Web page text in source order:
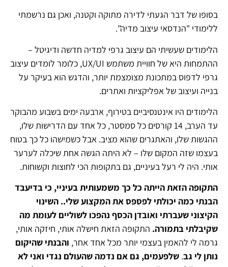
בסופו של דבר הגעתי לדירה מתוקה וקטנה, ואכן גם נרשמתי
ללימודי "הנדסאי עיצוב מדיה".
הלימודים שעשיתי הם עיצוב גרפי למדיה חדשה ודיגיטל –
ההתמחות היא של חוויית משתמש UX/UI, כלומר לומדים עיצוב
גרפי לדפוס במתכונת מצומצמת יותר, והדגש הוא בעיקר על
בנייה ועיצוב של אפליקציות ואתרים.
הלימודים היו אינטנסיביים בטירוף, ארבעה ימים בשבוע מהבוקר
עד הערב, 14 קורסים כל סמסטר, כל אחד עם הדרישות שלו,
ההגשות שלו, והאתגרים שהוא מציב. אבל כשמישהו כל כך בטוח
בעצמו שזה המקום שלו – לא היתה הגשה אחת שיכלה לערער
אותי. היה לי רעל בעיניים, גם בתקופות הכי לחוצות וקשוחות.
התקופה הזאת הייתה כל כך משמעותית בעיניי, כי בדיעבד
הבנתי כמה יכולתי לפספס את המקצוע שלי.. השינוי
הקיצוני שעברתי ואובדן הכסף נהפכו לשוליים לעומת מה
שקיבלתי בתמורה. התקופה הזאת חישלה אותי, חיזקה אותי,
גרמה לי להאמין בעצמי יותר מכל אחד אחר, והבנתי שהיקום
נותן לי גב. שלפעמים, גם אם נדמה שהעולם נגדי ואני לא